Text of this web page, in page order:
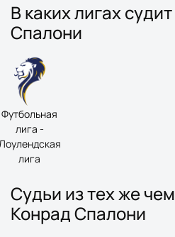
В каких лигах
Спалони
Футбольная
лига -
лига
Судьи из тех же
Конрад Спалони